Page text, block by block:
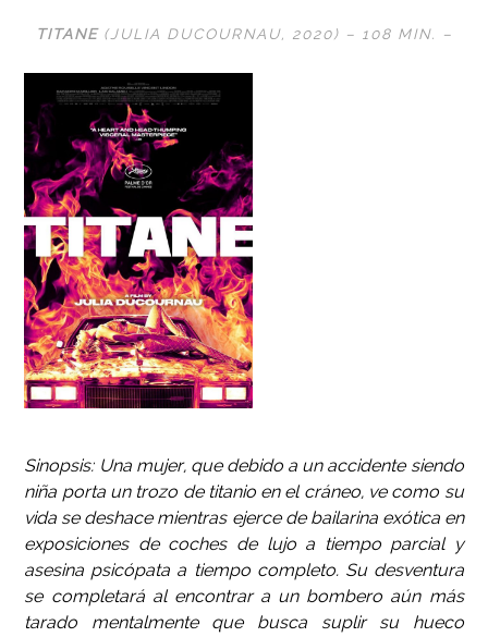
TITANE (JULIA DUCOURNAU, 2020) – 108 MIN. –
Sinopsis: Una mujer, que debido a un accidente siendo
niña porta un trozo de titanio en el cráneo, ve como su
vida se deshace mientras ejerce de bailarina exótica en
exposiciones de coches de lujo a tiempo parcial y
asesina psicópata a tiempo completo. Su desventura
se completará al encontrar a un bombero aún más
tarado mentalmente que busca suplir su hueco